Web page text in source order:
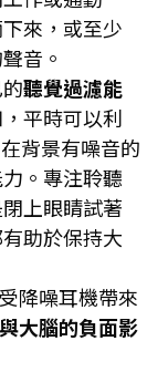
來，或至少
音。
聽覺過濾能
平時可以利
背景有噪音的
。專注聆聽
上眼睛試著
助於保持大
降噪耳機帶來
大腦的負面影